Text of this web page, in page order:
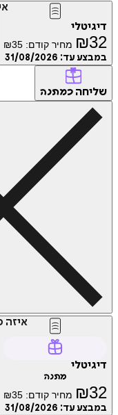
דיגיטלי
₪32 מחיר קודם: ₪35
במבצע עד: 31/08/2026
שליחה כמתנה
איזה
דיגיטלי
מתנה
₪32 מחיר קודם: ₪35
במבצע עד: 31/08/2026